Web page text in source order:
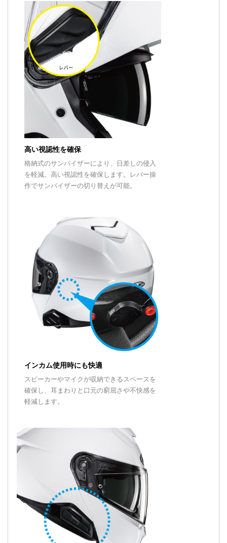
高い視認性を確保
格納式のサンバイザーにより、日差しの侵入
を軽減。高い視認性を確保します。レバー操
作でサンバイザーの切り替えが可能。
インカム使用時にも快適
スピーカーやマイクが収納できるスペースを
確保し、耳まわりと口元の窮屈さや不快感を
軽減します。